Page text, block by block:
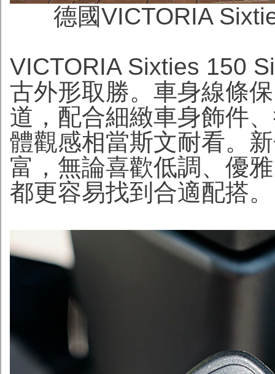
德國VICTORIA
VICTORIA Sixties 150
古外形取勝。車身線條
道，配合細緻車身飾件
體觀感相當斯文耐看。
富，無論喜歡低調、優
都更容易找到合適配搭。